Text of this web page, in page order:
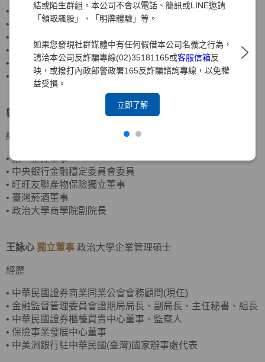
結或陌生群組。本公司不會以電話、簡訊或LINE邀請
「領取飆股」、「明牌體驗」等。
如果您發現社群媒體中有任何假借本公司名義之行為，
請洽本公司反詐騙專線(02)35181165或客服信箱反
映，或撥打內政部警政署165反詐騙諮詢專線，以免權
益受損。
立即了解
•
客思達-KY獨立董事
•
財團法人聖嚴教育基金會監察人
•
•
資誠聯合會計師事務所合夥會計師
•
普華國際財務顧問(股)公司董事長
•
中華民國北市會計師公會理事
郭炳伸 美國羅徹斯特大學經濟學博士
經歷
•第一金控董事
• 中央銀行金融穩定委員會委員
• 旺旺友聯產物保險獨立董事
• 臺灣菸酒董事
• 政治大學商學院副院長
王詠心 獨立董事 政治大學企業管理碩士
經歷
• 中華民國證券商業同業公會會務顧問(現任)
• 金融監督管理委員會證期局局長、副局長、主任秘書、組長
• 中華民國證券櫃檯買賣中心董事、監察人
• 保險事業發展中心董事
• 中美洲銀行駐中華民國(臺灣)國家辦事處代表